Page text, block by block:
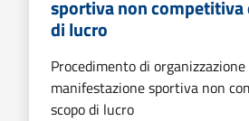
sportiva non competitiva
di lucro
Procedimento di organizzazione
manifestazione sportiva non
scopo di lucro